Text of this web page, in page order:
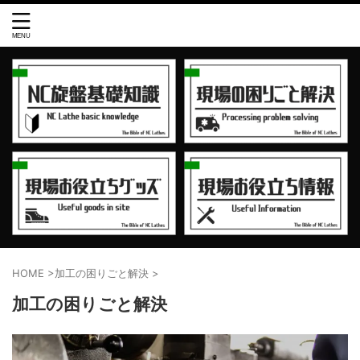
HOME >加工の困りごと解決 >
加工の困りごと解決